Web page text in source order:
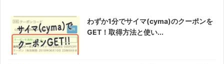
わずか1分でサイマ(cyma)のクーポンを
GET！取得方法と使い...